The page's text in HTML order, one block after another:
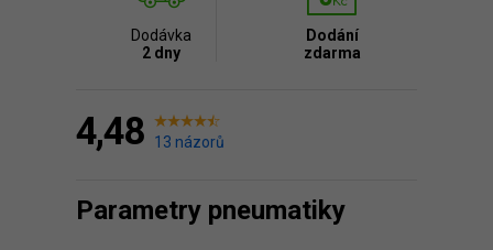
Dodávka
2 dny
Dodání
zdarma
4,48 13 názorů
Parametry pneumatiky